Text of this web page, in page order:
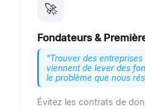
🚀
Fondateurs &
"Trouver des
viennent de lever des
le problème que nous
Évitez les contrats de